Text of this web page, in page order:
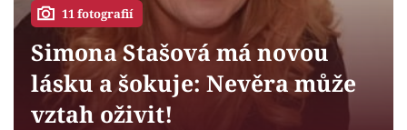
Sledujte prima+
Filmový festival Karlovy Vary
11 fotografií
Simona Stašová má novou
lásku a šokuje: Nevěra může
vztah oživit!